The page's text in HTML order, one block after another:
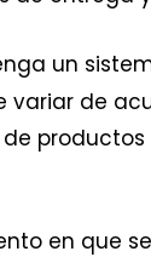
un
de
en que